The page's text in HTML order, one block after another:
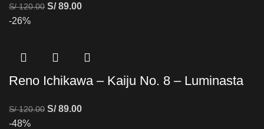
S/120.00 S/89.00
-26%
Reno Ichikawa – Kaiju No. 8 – Luminasta
S/120.00 S/89.00
-48%